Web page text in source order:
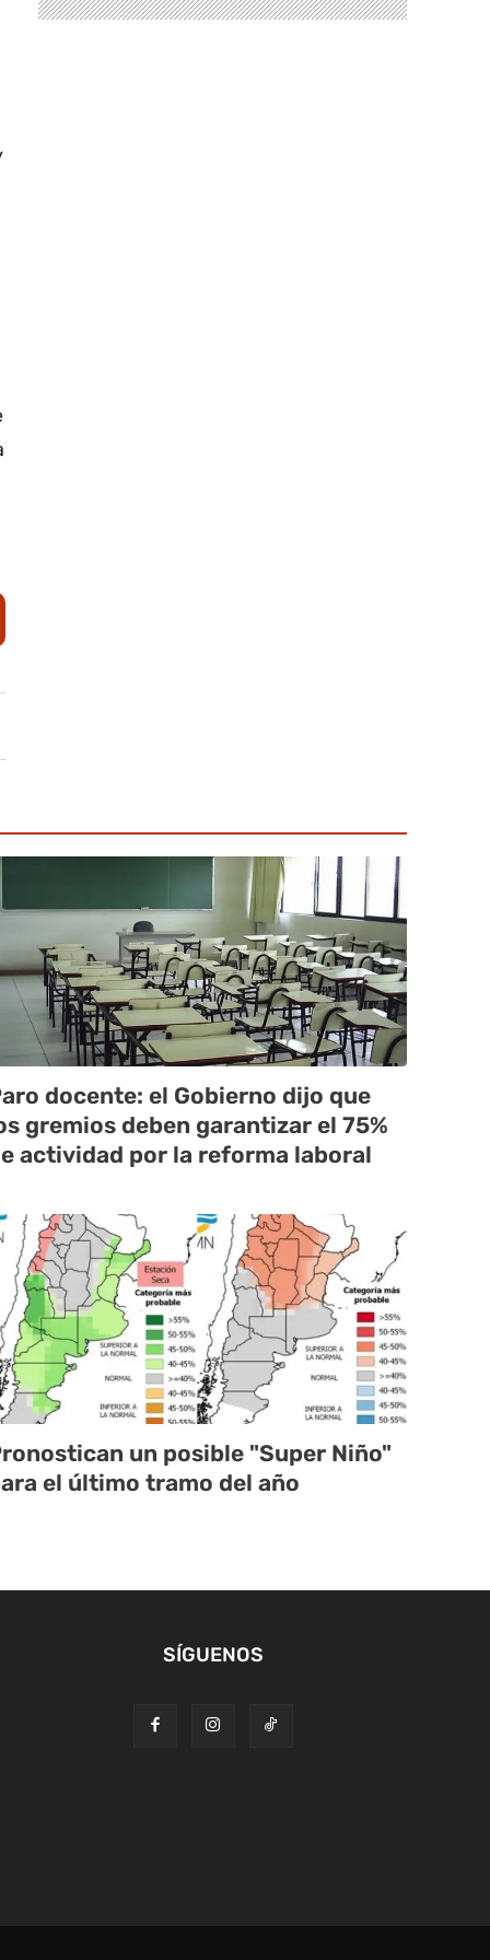
docente: el Gobierno dijo que
gremios deben garantizar el 75%
actividad por la reforma laboral
un posible "Super Niño"
el último tramo del año
SÍGUENOS